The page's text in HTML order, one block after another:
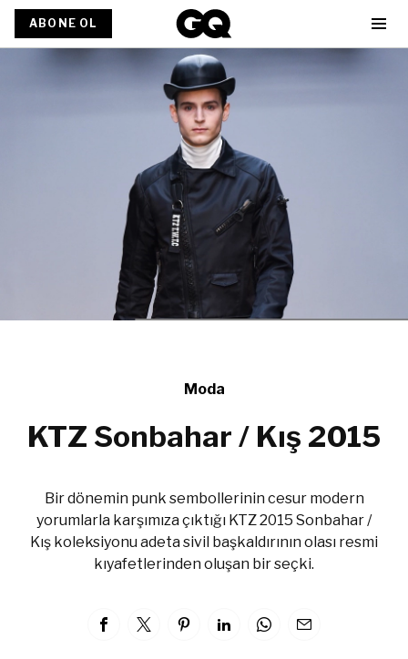
ABONE OL
Moda
KTZ Sonbahar / Kış 2015
Bir dönemin punk sembollerinin cesur modern
yorumlarla karşımıza çıktığı KTZ 2015 Sonbahar /
Kış koleksiyonu adeta sivil başkaldırının olası resmi
kıyafetlerinden oluşan bir seçki.